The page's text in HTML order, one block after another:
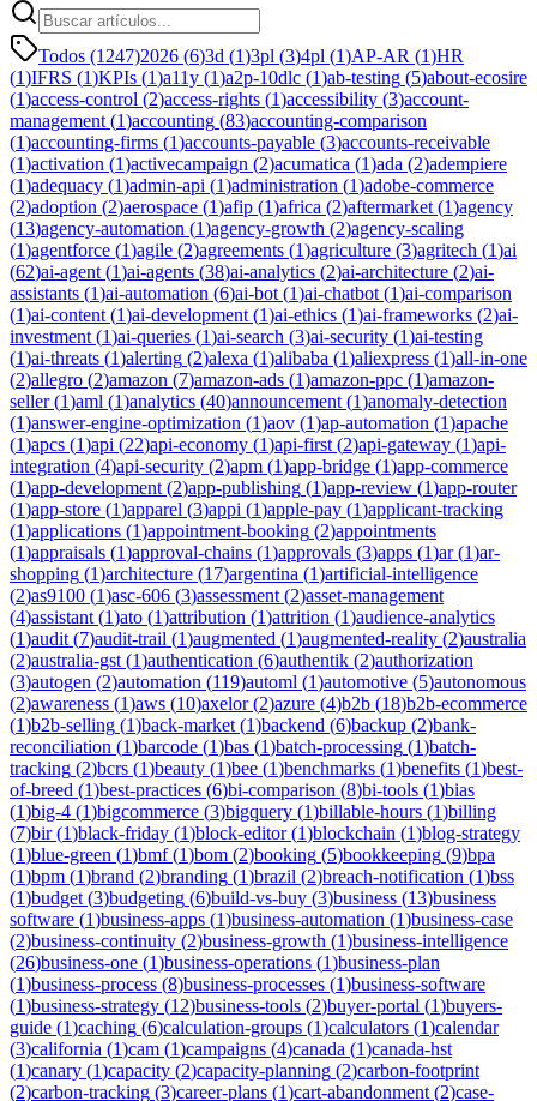
Todos (1247)2026 (6)3d (1)3pl (3)4pl (1)AP-AR (1)HR
(1)IFRS (1)KPIs (1)a11y (1)a2p-10dlc (1)ab-testing (5)about-ecosire
(1)access-control (2)access-rights (1)accessibility (3)account-
management (1)accounting (83)accounting-comparison
(1)accounting-firms (1)accounts-payable (3)accounts-receivable
(1)activation (1)activecampaign (2)acumatica (1)ada (2)adempiere
(1)adequacy (1)admin-api (1)administration (1)adobe-commerce
(2)adoption (2)aerospace (1)afip (1)africa (2)aftermarket (1)agency
(13)agency-automation (1)agency-growth (2)agency-scaling
(1)agentforce (1)agile (2)agreements (1)agriculture (3)agritech (1)ai
(62)ai-agent (1)ai-agents (38)ai-analytics (2)ai-architecture (2)ai-
assistants (1)ai-automation (6)ai-bot (1)ai-chatbot (1)ai-comparison
(1)ai-content (1)ai-development (1)ai-ethics (1)ai-frameworks (2)ai-
investment (1)ai-queries (1)ai-search (3)ai-security (1)ai-testing
(1)ai-threats (1)alerting (2)alexa (1)alibaba (1)aliexpress (1)all-in-one
(2)allegro (2)amazon (7)amazon-ads (1)amazon-ppc (1)amazon-
seller(1)aml (1)analytics (40)announcement (1)anomaly-detection
(1)answer-engine-optimization (1)aov (1)ap-automation (1)apache
(1)apcs (1)api (22)api-economy (1)api-first (2)api-gateway (1)api-
integration (4)api-security (2)apm (1)app-bridge (1)app-commerce
(1)app-development (2)app-publishing (1)app-review (1)app-router
(1)app-store (1)apparel (3)appi (1)apple-pay (1)applicant-tracking
(1)applications (1)appointment-booking (2)appointments
(1)appraisals (1)approval-chains (1)approvals (3)apps (1)ar(1)ar-
shopping (1)architecture (17)argentina (1)artificial-intelligence
(2)as9100 (1)asc-606 (3)assessment (2)asset-management
(4)assistant (1)ato (1)attribution (1)attrition (1)audience-analytics
(1)audit (7)audit-trail (1)augmented (1)augmented-reality (2)australia
(2)australia-gst (1)authentication (6)authentik (2)authorization
(3)autogen (2)automation (119)automl (1)automotive (5)autonomous
(2)awareness (1)aws (10)axelor(2)azure (4)b2b (18)b2b-ecommerce
(1)b2b-selling (1)back-market (1)backend (6)backup (2)bank-
reconciliation (1)barcode (1)bas (1)batch-processing (1)batch-
tracking (2)bcrs (1)beauty (1)bee (1)benchmarks (1)benefits (1)best-
of-breed (1)best-practices (6)bi-comparison (8)bi-tools (1)bias
(1)big-4 (1)bigcommerce (3)bigquery (1)billable-hours (1)billing
(7)bir(1)black-friday (1)block-editor(1)blockchain (1)blog-strategy
(1)blue-green (1)bmf(1)bom (2)booking (5)bookkeeping (9)bpa
(1)bpm (1)brand (2)branding (1)brazil (2)breach-notification (1)bss
(1)budget (3)budgeting (6)build-vs-buy (3)business (13)business
software (1)business-apps (1)business-automation (1)business-case
(2)business-continuity (2)business-growth (1)business-intelligence
(26)business-one (1)business-operations (1)business-plan
(1)business-process (8)business-processes (1)business-software
(1)business-strategy (12)business-tools (2)buyer-portal (1)buyers-
guide (1)caching (6)calculation-groups (1)calculators (1)calendar
(3)california (1)cam (1)campaigns (4)canada (1)canada-hst
(1)canary (1)capacity (2)capacity-planning (2)carbon-footprint
(2)carbon-tracking (3)career-plans (1)cart-abandonment (2)case-